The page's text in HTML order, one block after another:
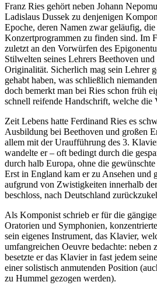
Franz Ries gehört neben Johann
Ladislaus Dussek zu denjenigen
Epoche, deren Namen zwar geläufig,
Konzertprogrammen zu finden sind. Im
zuletzt an den Vorwürfen des
Stilwelten seines Lehrers Beethoven und
Originalität. Sicherlich mag sein Lehrer
gehabt haben, was schließlich
doch bemerkt man bei Ries schon früh
schnell reifende Handschrift, welche die
Zeit Lebens hatte Ferdinand Ries es
Ausbildung bei Beethoven und großen
allem mit der Uraufführung des 3.
wandelte er – oft bedingt durch die
durch halb Europa, ohne die
Erst in England kam er zu Ansehen und
aufgrund von Zwistigkeiten innerhalb
beschloss, nach Deutschland
Als Komponist schrieb er für die
Oratorien und Symphonien,
sein eigenes Instrument, das Klavier,
umfangreichen Oeuvre bedachte: neben
besetzte er das Klavier in fast jedem
einer solistisch anmutenden Position
zu Hummel gezogen werden).